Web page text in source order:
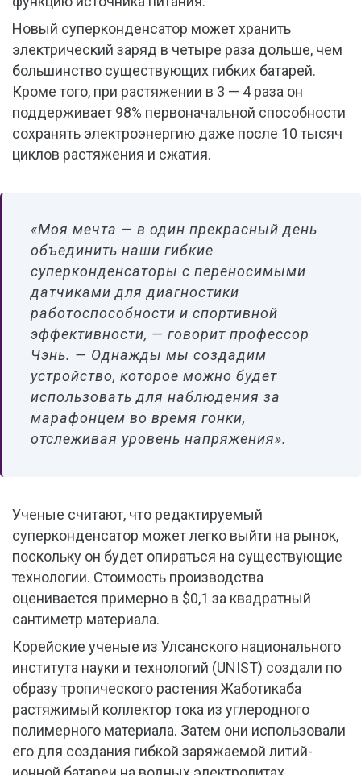
Новый суперконденсатор может хранить
электрический заряд в четыре раза дольше, чем
большинство существующих гибких батарей.
Кроме того, при растяжении в 3 — 4 раза он
поддерживает 98% первоначальной способности
сохранять электроэнергию даже после 10 тысяч
циклов растяжения и сжатия.
«Моя мечта — в один прекрасный день
объединить наши гибкие
суперконденсаторы с переносимыми
датчиками для диагностики
работоспособности и спортивной
эффективности, — говорит профессор
Чэнь. — Однажды мы создадим
устройство, которое можно будет
использовать для наблюдения за
марафонцем во время гонки,
отслеживая уровень напряжения».
Ученые считают, что редактируемый
суперконденсатор может легко выйти на рынок,
поскольку он будет опираться на существующие
технологии. Стоимость производства
оценивается примерно в $0,1 за квадратный
сантиметр материала.
Корейские ученые из Улсанского национального
института науки и технологий (UNIST) создали по
образу тропического растения Жаботикаба
растяжимый коллектор тока из углеродного
полимерного материала. Затем они использовали
его для создания гибкой заряжаемой литий-